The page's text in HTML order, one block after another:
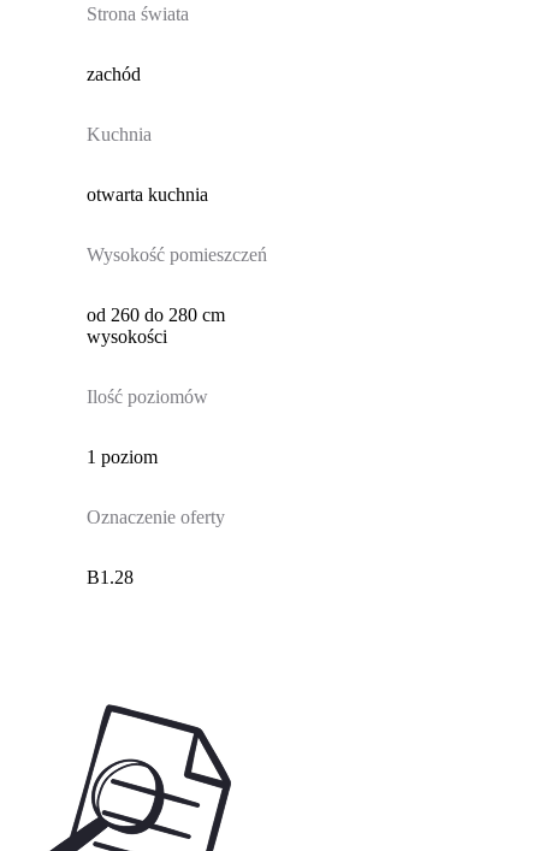
Strona świata
zachód
Kuchnia
otwarta kuchnia
Wysokość pomieszczeń
od 260 do 280 cm
wysokości
Ilość poziomów
1 poziom
Oznaczenie oferty
B1.28